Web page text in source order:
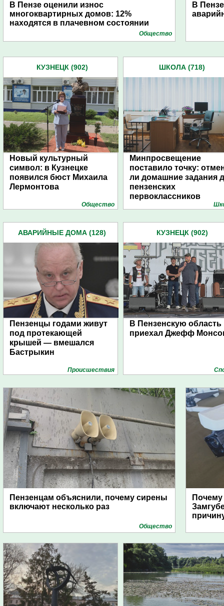
В Пензе оценили износ
многоквартирных домов: 12%
находятся в плачевном состоянии
Общество
В
КУЗНЕЦК (902)
Новый культурный
символ: в Кузнецке
появился бюст Михаила
Лермонтова
Общество
ШКОЛА (718)
Минпросвещение
поставило точку:
ли домашние задания
пензенских
первоклассников
АВАРИЙНЫЕ ДОМА (128)
Пензенцы годами живут
под протекающей
крышей — вмешался
Бастрыкин
Проиcшествия
КУЗНЕЦК (902)
В Пензенскую область
приехал Джефф
Пензенцам объяснили, почему сирены
включают несколько раз
Общество